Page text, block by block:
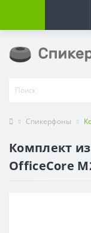
Спикерфоны
Комплект
OfficeCore